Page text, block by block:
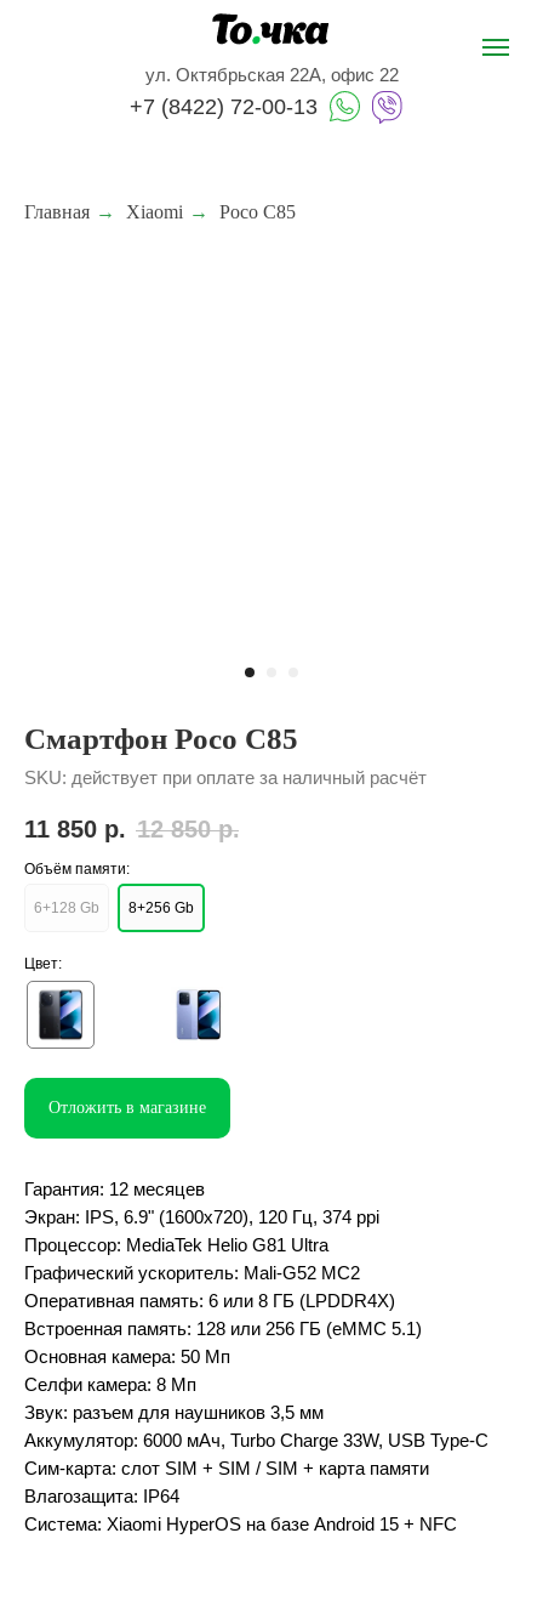
ул. Октябрьская 22А, офис 22
+7 (8422) 72-00-13
Главная → Xiaomi → Poco C85
Смартфон Poco C85
SKU: действует при оплате за наличный расчёт
11 850 р. 12 850 р.
Объём памяти:
6+128 Gb 8+256 Gb
Цвет:
Отложить в магазине
Гарантия: 12 месяцев
Экран: IPS, 6.9" (1600x720), 120 Гц, 374 ppi
Процессор: MediaTek Helio G81 Ultra
Графический ускоритель: Mali-G52 MC2
Оперативная память: 6 или 8 ГБ (LPDDR4X)
Встроенная память: 128 или 256 ГБ (eMMC 5.1)
Основная камера: 50 Мп
Селфи камера: 8 Мп
Звук: разъем для наушников 3,5 мм
Аккумулятор: 6000 мАч, Turbo Charge 33W, USB Type-C
Cим-карта: слот SIM + SIM / SIM + карта памяти
Влагозащита: IP64
Система: Xiaomi HyperOS на базе Android 15 + NFC